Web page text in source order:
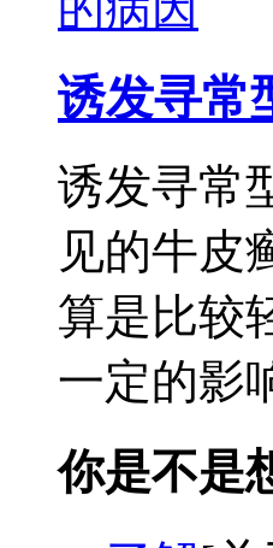
诱发寻常
诱发寻常
见的牛皮
算是比较
一定的影
你是不是